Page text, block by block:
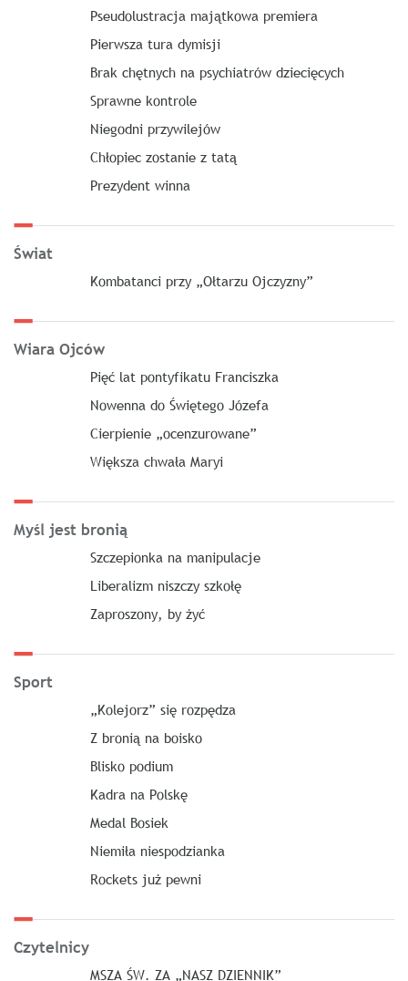
Pseudolustracja majątkowa premiera
Pierwsza tura dymisji
Brak chętnych na psychiatrów dziecięcych
Sprawne kontrole
Niegodni przywilejów
Chłopiec zostanie z tatą
Prezydent winna
Świat
Kombatanci przy „Ołtarzu Ojczyzny”
Wiara Ojców
Pięć lat pontyfikatu Franciszka
Nowenna do Świętego Józefa
Cierpienie „ocenzurowane”
Większa chwała Maryi
Myśl jest bronią
Szczepionka na manipulacje
Liberalizm niszczy szkołę
Zaproszony, by żyć
Sport
„Kolejorz” się rozpędza
Z bronią na boisko
Blisko podium
Kadra na Polskę
Medal Bosiek
Niemiła niespodzianka
Rockets już pewni
Czytelnicy
MSZA ŚW. ZA „NASZ DZIENNIK”